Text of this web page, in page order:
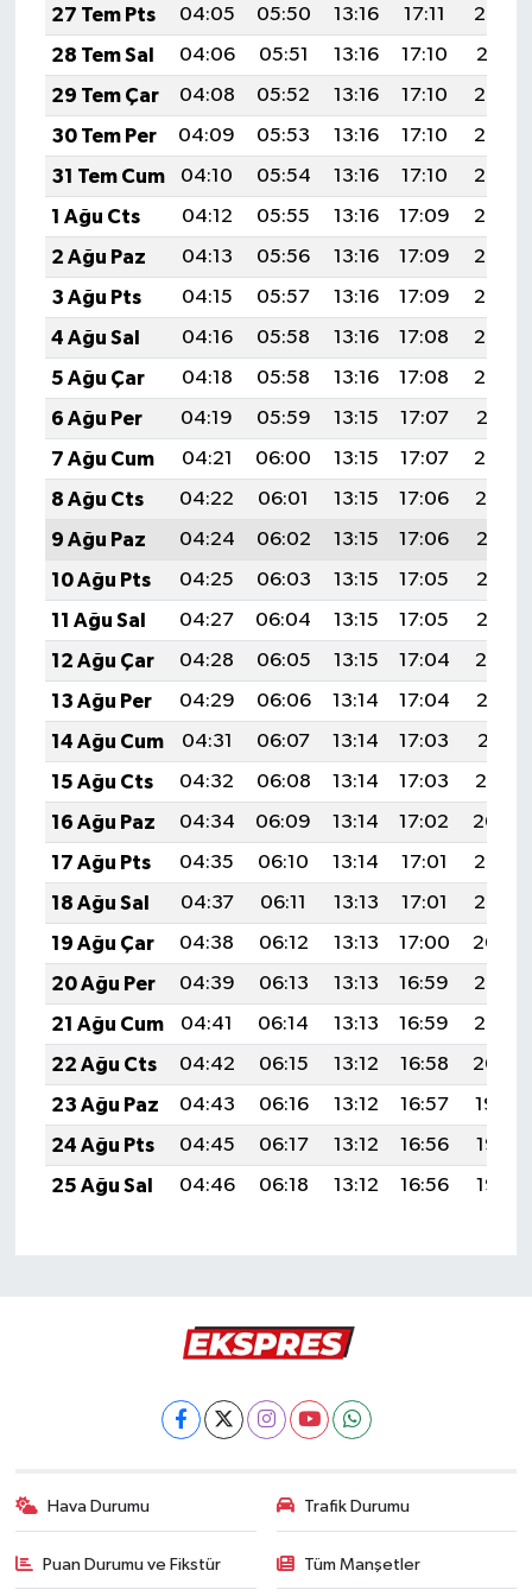
27 Tem Pts
04:05 05:50 13:16 17:11
20:32
28 Tem Sal
04:06 05:51 13:16 17:10
20:31
29 Tem Çar
04:08 05:52 13:16 17:10
20:30
30 Tem Per
04:09 05:53 13:16 17:10
20:29
31 Tem Cum
04:10 05:54 13:16 17:10
20:28
1 Ağu Cts
04:12 05:55 13:16 17:09
20:27
2 Ağu Paz
04:13 05:56 13:16 17:09
20:26
3 Ağu Pts
04:15 05:57 13:16 17:09
20:25
4 Ağu Sal
04:16 05:58 13:16 17:08
20:24
5 Ağu Çar
04:18 05:58 13:16 17:08
20:23
6 Ağu Per
04:19 05:59 13:15 17:07
20:21
7 Ağu Cum
04:21 06:00 13:15 17:07
20:20
8 Ağu Cts
04:22 06:01 13:15 17:06
20:19
9 Ağu Paz
04:24 06:02 13:15 17:06
20:18
10 Ağu Pts
04:25 06:03 13:15 17:05
20:17
11 Ağu Sal
04:27 06:04 13:15 17:05
20:15
12 Ağu Çar
04:28 06:05 13:15 17:04
20:14
13 Ağu Per
04:29 06:06 13:14 17:04
20:13
14 Ağu Cum
04:31 06:07 13:14 17:03
20:11
15 Ağu Cts
04:32 06:08 13:14 17:03
20:10
16 Ağu Paz
04:34 06:09 13:14 17:02
20:09
17 Ağu Pts
04:35 06:10 13:14 17:01
20:07
18 Ağu Sal
04:37 06:11 13:13 17:01
20:06
19 Ağu Çar
04:38 06:12 13:13 17:00
20:04
20 Ağu Per
04:39 06:13 13:13 16:59
20:03
21 Ağu Cum
04:41 06:14 13:13 16:59
20:02
22 Ağu Cts
04:42 06:15 13:12 16:58
20:00
23 Ağu Paz
04:43 06:16 13:12 16:57
19:59
24 Ağu Pts
04:45 06:17 13:12 16:56
19:57
25 Ağu Sal
04:46 06:18 13:12 16:56 19:56
Hava Durumu Trafik Durumu
Puan Durumu ve Fikstür Tüm Manşetler
Resmi İlan
Rüya Tabirleri
Sağlık
Şaphane
Simav
Siyaset
Spor
Tavşanlı
Teknoloji
Türkiye
Video Galeri
Yaşam
Yemek Tarifleri